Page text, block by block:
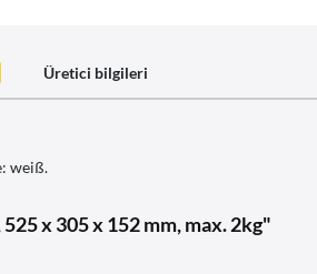
Üretici bilgileri
weiß.
x 305 x 152 mm, max. 2kg"